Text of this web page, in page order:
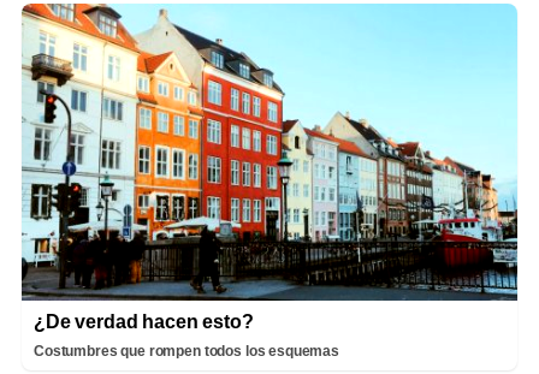
¿De verdad hacen esto?
Costumbres que rompen todos los esquemas